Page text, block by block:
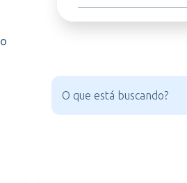
Neoplasias
TAKEDA